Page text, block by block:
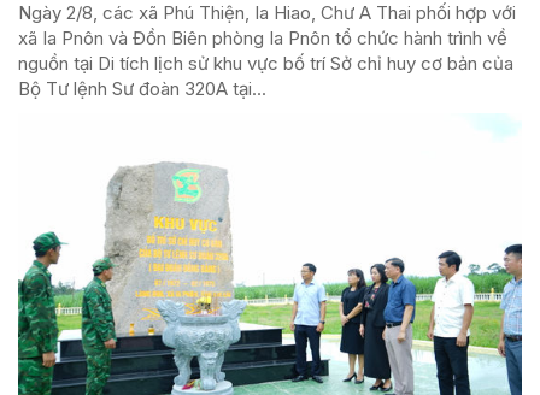
Ngày 2/8, các xã Phú Thiện, Ia Hiao, Chư A Thai phối hợp với
xã Ia Pnôn và Đồn Biên phòng Ia Pnôn tổ chức hành trình về
nguồn tại Di tích lịch sử khu vực bố trí Sở chỉ huy cơ bản của
Bộ Tư lệnh Sư đoàn 320A tại...